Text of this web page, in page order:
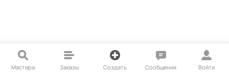
Мастера Заказы Создать Сообщения Войти